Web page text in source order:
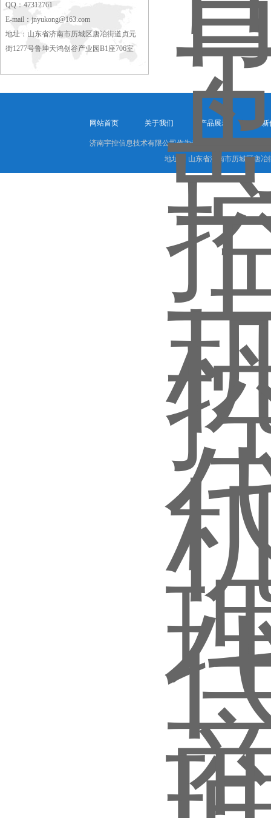
QQ：47312761
E-mail： jnyukong@163.com
地址：山东省济南市历城区唐冶街道贞元
街1277号鲁坤天鸿创谷产业园B1座706室
网站首页 关于我们 产品展示 最
济南宇控信息技术有限公司作为专业的
地址： 山东省济南市历城区唐冶